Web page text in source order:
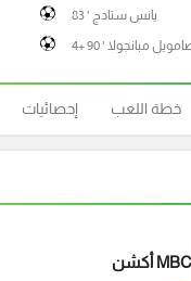
يانس ستادج ' 83
مبانجولا ' 90 +4
خطة اللعب إحصائيات
MBC أكشن